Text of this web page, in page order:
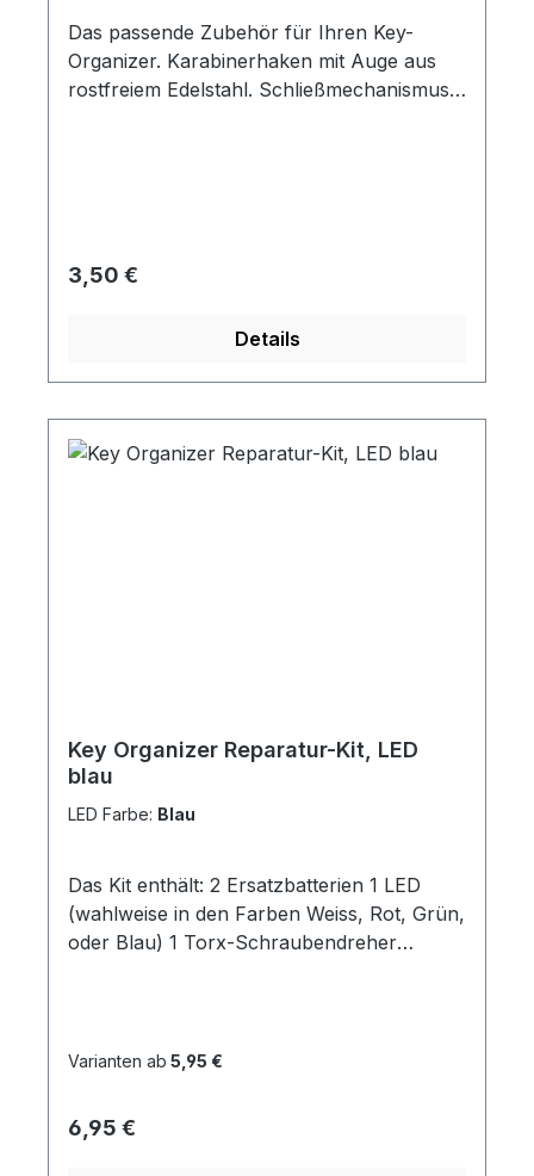
Das passende Zubehör für Ihren Key-
Organizer. Karabinerhaken mit Auge aus
rostfreiem Edelstahl. Schließmechanismus
Regulärer Preis:
3,50 €
Details
Key Organizer Reparatur-Kit, LED
blau
LED Farbe: Blau
Das Kit enthält: 2 Ersatzbatterien 1 LED
(wahlweise in den Farben Weiss, Rot, Grün,
oder Blau) 1 Torx-Schraubendreher
Varianten ab 5,95 €
Regulärer Preis:
6,95 €